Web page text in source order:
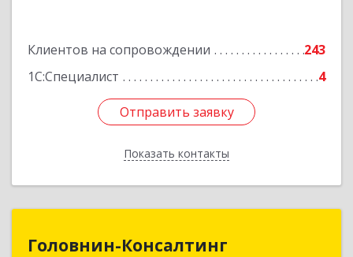
Клиентов на сопровождении
243
1С:Специалист
4
Отправить заявку
Показать контакты
Отправить заявку
Назад
Головнин-Консалтинг